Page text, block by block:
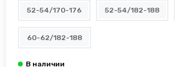
52-54/170-176 52-54/182-188
60-62/182-188